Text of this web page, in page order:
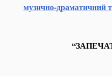
музично-драматичний